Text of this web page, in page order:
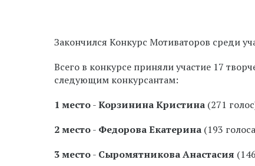
Закончился Конкурс Мотиваторов среди
Всего в конкурсе приняли участие 17
следующим конкурсантам:
1 место-Корзинина Кристина (271
2 место- Федорова Екатерина (193
3 место- Сыромятникова Анастасия